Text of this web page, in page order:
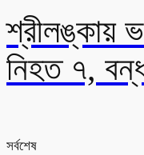
শ্রীলঙ্কায়
নিহত ৭, বন্ধ
সর্বশেষ